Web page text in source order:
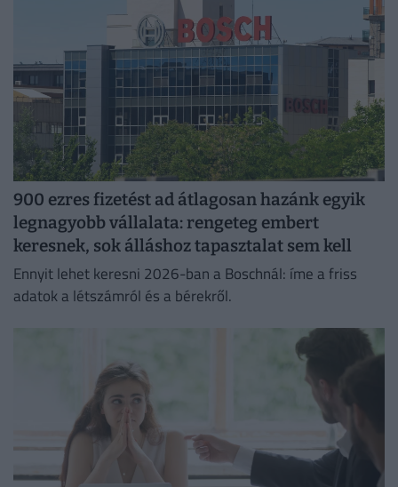
900 ezres fizetést ad átlagosan hazánk egyik
legnagyobb vállalata: rengeteg embert
keresnek, sok álláshoz tapasztalat sem kell
Ennyit lehet keresni 2026-ban a Boschnál: íme a friss
adatok a létszámról és a bérekről.